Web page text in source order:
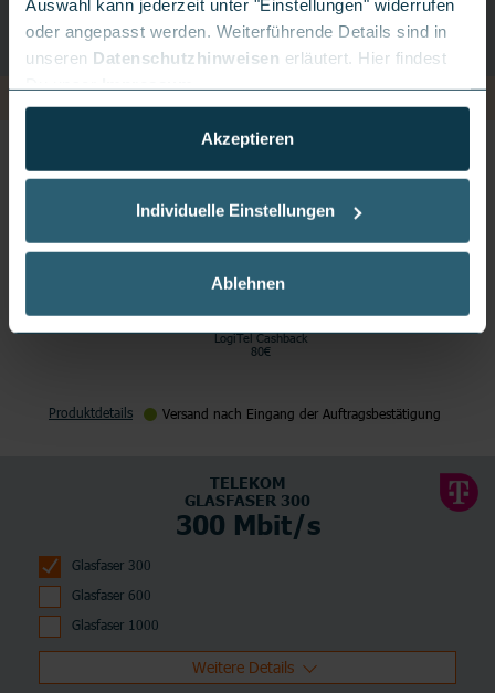
Auswahl kann jederzeit unter "Einstellungen" widerrufen
oder angepasst werden. Weiterführende Details sind in
unseren Datenschutzhinweisen erläutert. Hier findest
Du unserImpressum.
Akzeptieren
Individuelle Einstellungen
Ablehnen
LogiTel Cashback
80€
Produktdetails Versand nach Eingang der Auftragsbestätigung
TELEKOM
GLASFASER 300
300 Mbit/s
Glasfaser 300
Glasfaser 600
Glasfaser 1000
Weitere Details